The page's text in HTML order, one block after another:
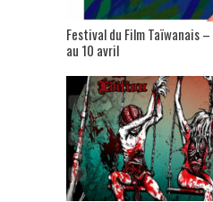
Festival du Film Taïwanais
au 10 avril